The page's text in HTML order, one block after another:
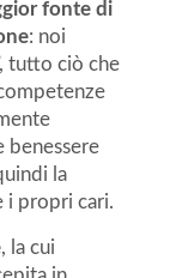
fonte di
: noi
tutto ciò che
benessere
la
i propri cari.
, la cui